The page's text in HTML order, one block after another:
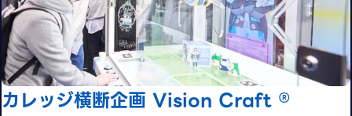
カレッジ横断企画 Vision Craft ®